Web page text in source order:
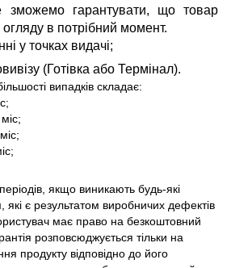
гарантувати, що товар
в потрібний момент.
у точках видачі;
(Готівка або Термінал).
випадків складає:
якщо виникають будь-які
є результатом виробничих дефектів
має право на безкоштовний
розповсюджується тільки на
продукту відповідно до його